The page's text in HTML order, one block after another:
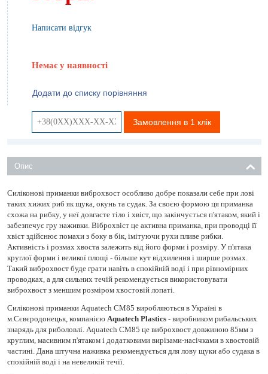
Написати відгук
Немає у наявності
Додати до списку порівняння
Замовлення в 1 клік
Опис
Силіконові приманки виброхвост особливо добре показали себе при лові
таких хижих риб як щука, окунь та судак. За своєю формою ця приманка
схожа на рибку, у неї довгасте тіло і хвіст, що закінчується п'ятаком, який і
забезпечує гру наживки. Віброхвіст це активна приманка, при проводці її
хвіст здійснює помахи з боку в бік, імітуючи рухи пливе рибки.
Активність і розмах хвоста залежить від його форми і розміру. У п'ятака
круглої форми і великої площі - більше кут відхилення і ширше розмах.
Такий виброхвост буде грати навіть в спокійній воді і при рівномірних
проводках, а для сильних течій рекомендується використовувати
виброхвост з меншим розміром хвостовій лопаті.
Силіконові приманки Aquatech СМ85 виробляються в Україні в
м.Сєвєродонецьк, компанією Aquatech Plastics - виробником рибальських
знарядь для риболовлі. Aquatech СМ85 це виброхвост довжиною 85мм з
круглим, масивним п'ятаком і додатковими вирізами-насічками в хвостовій
частині. Дана штучна наживка рекомендується для лову щуки або судака в
спокійній воді і на невеликій течії.